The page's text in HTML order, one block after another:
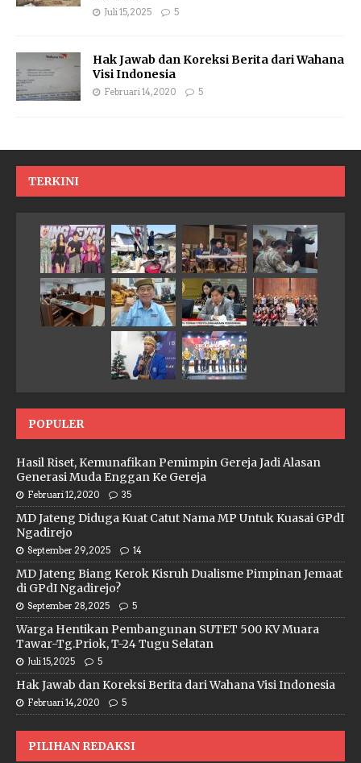
Juli 15, 2025 5
Hak Jawab dan Koreksi Berita dari Wahana
Visi Indonesia
Februari 14, 2020 5
TERKINI
POPULER
Hasil Riset, Kemunafikan Pemimpin Gereja Jadi Alasan
Generasi Muda Enggan Ke Gereja
Februari 12, 2020 35
MD Jateng Diduga Kuat Catut Nama MP Untuk Kuasai GPdI
Ngadirejo
September 29, 2025 14
MD Jateng Biang Kerok Kisruh Dualisme Pimpinan Jemaat
di GPdI Ngadirejo?
September 28, 2025 5
Warga Hentikan Pembangunan SUTET 500 KV Muara
Tawar-Tg.Priok, T-24 Tugu Selatan
Juli 15, 2025 5
Hak Jawab dan Koreksi Berita dari Wahana Visi Indonesia
Februari 14, 2020 5
PILIHAN REDAKSI